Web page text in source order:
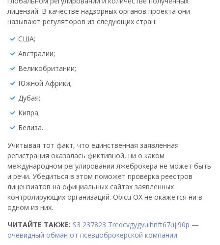
лицензий. В качестве надзорных органов проекта они
называют регуляторов из следующих стран:
США;
Австралии;
Великобритании;
Южной Африки;
Дубая;
Кипра;
Белиза.
Учитывая тот факт, что единственная заявленная
регистрация оказалась фиктивной, ни о каком
международном регулировании лжеброкера не может быть
и речи. Убедиться в этом поможет проверка реестров
лицензиатов на официальных сайтах заявленных
контролирующих организаций. Obicu OX не окажется ни в
одном из них.
ЧИТАЙТЕ ТАКЖЕ: S3 237823 Tredcvgygvuihnft67uji90p —
очевидный обман от псевдоброкерской компании